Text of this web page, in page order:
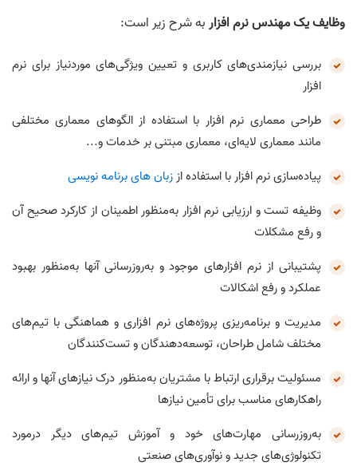
وظایف یک مهندس نرم افزاربه شرح زیر است:
بررسی نیازمندی‌های کاربری و تعیین ویژگی‌های موردنیاز برای نرم
افزار
طراحی معماری نرم افزار با استفاده از الگوهای معماری مختلفی
مانند معماری لایه‌ای، معماری مبتنی بر خدمات و...
پیاده‌سازی نرم افزار با استفاده اززبان های برنامه نویسی
وظیفه تست و ارزیابی نرم افزار به‌منظور اطمینان از کارکرد صحیح آن
و رفع مشکلات
پشتیبانی از نرم افزارهای موجود و به‌روزرسانی آنها به‌منظور بهبود
عملکرد و رفع اشکالات
مدیریت و برنامه‌ریزی پروژه‌های نرم افزاری و هماهنگی با تیم‌های
مختلف شامل طراحان، توسعه‌دهندگان و تست‌کنندگان
مسئولیت برقراری ارتباط با مشتریان به‌منظور درک نیازهای آنها و ارائه
راهکارهای مناسب برای تأمین نیازها
به‌روزرسانی مهارت‌های خود و آموزش تیم‌های دیگر درمورد
تکنولوژی‌های جدید و نوآوری‌های صنعتی